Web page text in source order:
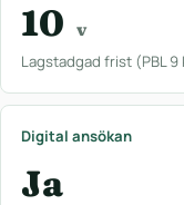
10 v
Lagstadgad frist (PBL 9
Digital ansökan
Ja